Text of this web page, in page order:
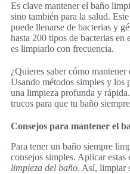
Es clave mantener el baño
sino también para la salud.
puede llenarse de bacterias y
hasta 200 tipos de bacterias
es limpiarlo con frecuencia.
¿Quieres saber cómo
Usando métodos simples y los
una limpieza profunda y
trucos para que tu baño
Consejos para mantener el
Para tener un baño siempre
consejos simples. Aplicar estas
limpieza del baño. Así, limpiar